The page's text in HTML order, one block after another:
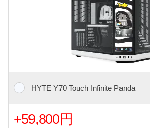
HYTE Y70 Touch Infinite Panda
+59,800円